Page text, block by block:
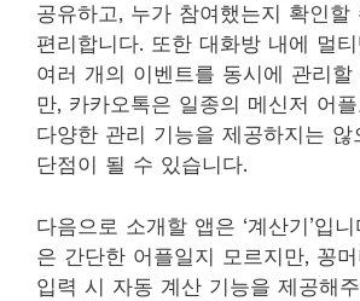
공유하고, 누가 참여했는지 확인할
편리합니다. 또한 대화방 내에 멀
여러 개의 이벤트를 동시에 관리
만, 카카오톡은 일종의 메신저 어
다양한 관리 기능을 제공하지는 않
단점이 될 수 있습니다.
다음으로 소개할 앱은 ‘계산기’입
은 간단한 어플일지 모르지만, 꽁
입력 시 자동 계산 기능을 제공해